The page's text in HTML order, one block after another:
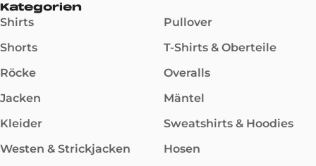
Kategorien
Shirts
Shorts
Röcke
Jacken
Kleider
Westen & Strickjacken
Pullover
T-Shirts & Oberteile
Overalls
Mäntel
Sweatshirts & Hoodies
Hosen